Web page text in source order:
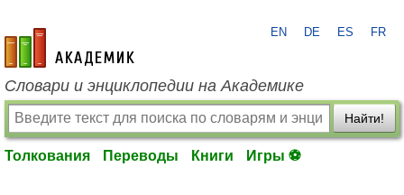
academic.ru
EN DE ES FR
Словари и энциклопедии на Академике
Найти!
Толкования Переводы Книги Игры ⚽